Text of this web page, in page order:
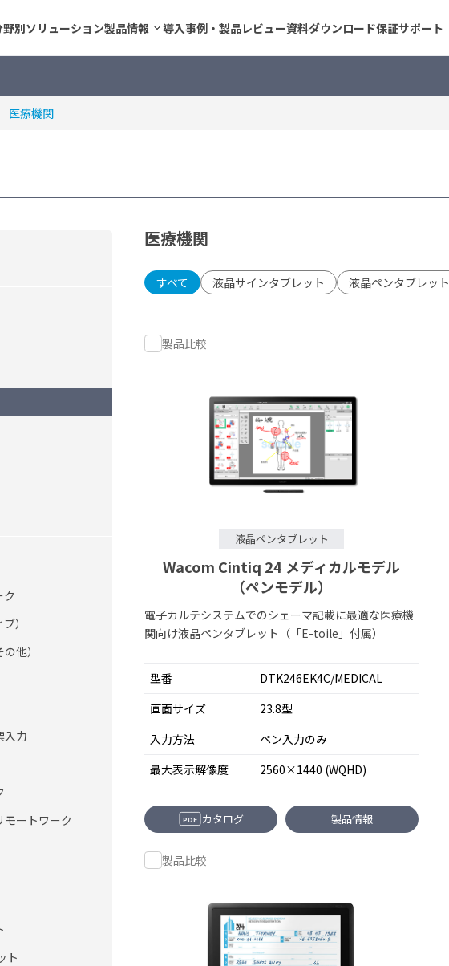
野別ソリューション製品情報
選ぶ
ぶ
選ぶ
導入事例・製品レビュー資料ダウンロード保証サポート
医療機関
ク
）
他）
入力
モートワーク
ト
医療機関
すべて 液晶サインタブレット 液晶ペンタブレット
製品比較
液晶ペンタブレット
Wacom Cintiq 24 メディカルモデル
（ペンモデル）
電子カルテシステムでのシェーマ記載に最適な医療機
関向け液晶ペンタブレット（「E-toile」付属）
型番
DTK246EK4C/MEDICAL
画面サイズ
23.8型
入力方法
ペン入力のみ
最大表示解像度
2560×1440 (WQHD)
PDF カタログ 製品情報
製品比較